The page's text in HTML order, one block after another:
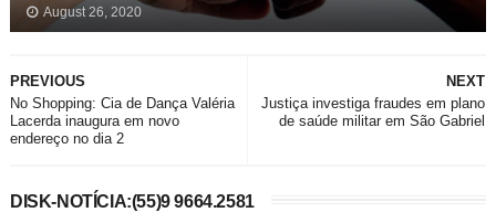
August 26, 2020
NEXT
Justiça investiga fraudes em plano
de saúde militar em São Gabriel
PREVIOUS
No Shopping: Cia de Dança Valéria
Lacerda inaugura em novo
endereço no dia 2
DISK-NOTÍCIA:(55)9 9664.2581